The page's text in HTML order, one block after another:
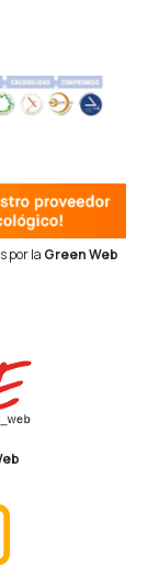
por la Green Web